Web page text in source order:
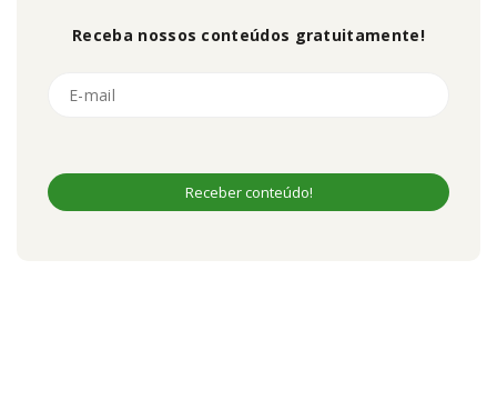
Receba nossos conteúdos gratuitamente!